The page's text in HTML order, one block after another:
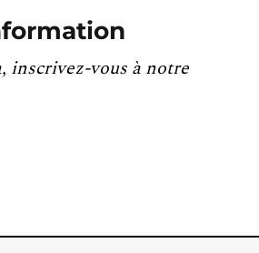
inscrivez-vous à notre